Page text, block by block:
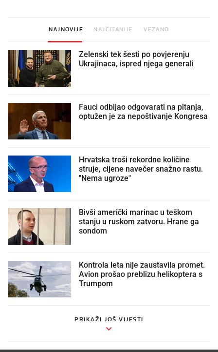
NAJNOVIJE NAJČITANIJE VEZANO
Zelenski tek šesti po povjerenju
Ukrajinaca, ispred njega generali
Fauci odbijao odgovarati na pitanja,
optužen je za nepoštivanje Kongresa
Hrvatska troši rekordne količine
struje, cijene navečer snažno rastu.
"Nema ugroze"
Bivši američki marinac u teškom
stanju u ruskom zatvoru. Hrane ga
sondom
Kontrola leta nije zaustavila promet.
Avion prošao preblizu helikoptera s
Trumpom
PRIKAŽI JOŠ VIJESTI